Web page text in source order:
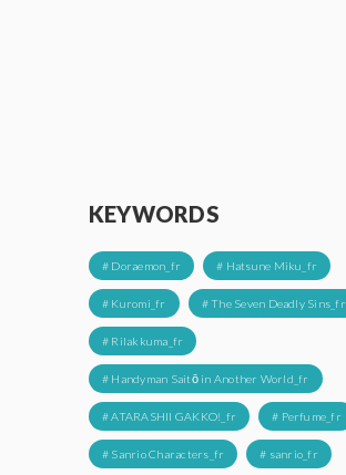
KEYWORDS
# Doraemon_fr # Hatsune Miku_fr
# Kuromi_fr # The Seven Deadly Sins_fr
# Rilakkuma_fr
# Handyman Saitō in Another World_fr
# ATARASHII GAKKO!_fr # Perfume_fr
# Sanrio Characters_fr # sanrio_fr